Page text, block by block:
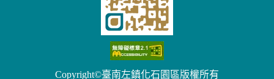
Copyright©臺南左鎮化石園區版權所有